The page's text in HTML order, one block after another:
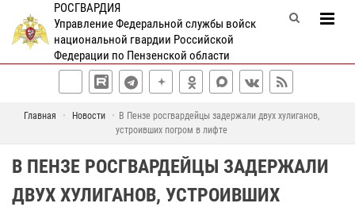
РОСГВАРДИЯ
Управление Федеральной службы войск
национальной гвардии Российской
Федерации по Пензенской области
Главная Новости
В Пензе росгвардейцы задержали двух хулиганов,
устроивших погром в лифте
В ПЕНЗЕ РОСГВАРДЕЙЦЫ ЗАДЕРЖАЛИ
ДВУХ ХУЛИГАНОВ, УСТРОИВШИХ